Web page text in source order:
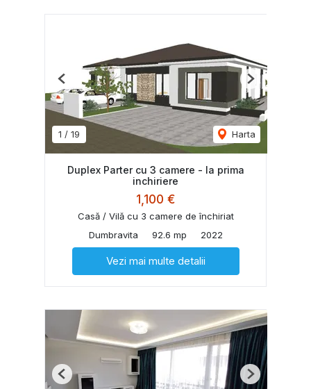
1 / 19 Harta
Previous Next
Duplex Parter cu 3 camere - la prima
inchiriere
1,100 €
Casă / Vilă cu 3 camere de închiriat
Dumbravita
92.6 mp 2022
Vezi mai multe detalii
Previous Next